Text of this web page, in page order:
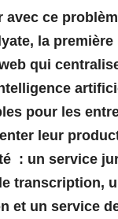
avec ce
la première
qui
pour les
leur
: un service
transcription,
et un service